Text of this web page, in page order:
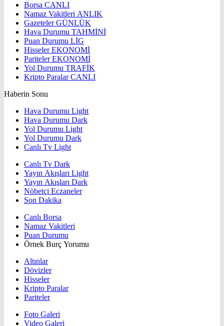
Borsa CANLI
Namaz Vakitleri ANLIK
GazetelerGÜNLÜK
Hava Durumu TAHMİNİ
Puan Durumu LİG
HisselerEKONOMİ
ParitelerEKONOMİ
Yol Durumu TRAFİK
Kripto ParalarCANLI
Haberin Sonu
Hava Durumu Light
Hava Durumu Dark
Yol Durumu Light
Yol Durumu Dark
Canlı Tv Light
Canlı Tv Dark
Yayın Akışları Light
Yayın Akışları Dark
Nöbetçi Eczaneler
Son Dakika
Canlı Borsa
Namaz Vakitleri
Puan Durumu
Örnek Burç Yorumu
Altınlar
Dövizler
Hisseler
Kripto Paralar
Pariteler
Foto Galeri
Video Galeri